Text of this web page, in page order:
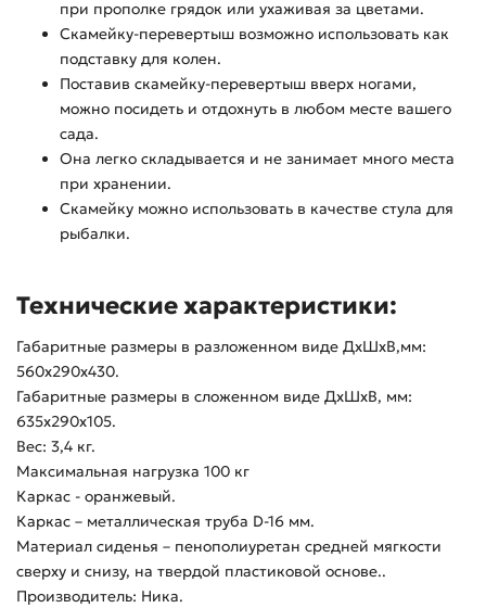
при прополке грядок или ухаживая за цветами.
Скамейку-перевертыш возможно использовать как
подставку для колен.
Поставив скамейку-перевертыш вверх ногами,
можно посидеть и отдохнуть в любом месте вашего
сада.
Она легко складывается и не занимает много места
при хранении.
Скамейку можно использовать в качестве стула для
рыбалки.
Технические характеристики:
Габаритные размеры в разложенном виде ДхШхВ,мм:
560х290х430.
Габаритные размеры в сложенном виде ДхШхВ, мм:
635х290х105.
Вес: 3,4 кг.
Максимальная нагрузка 100 кг
Каркас - оранжевый.
Каркас – металлическая труба D-16 мм.
Материал сиденья – пенополиуретан средней мягкости
сверху и снизу, на твердой пластиковой основе..
Производитель: Ника.